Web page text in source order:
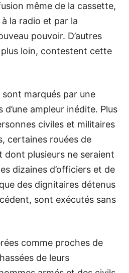
même de la cassette,
la radio et par la
pouvoir. D’autres
loin, contestent cette
marqués par une
ampleur inédite. Plus
civiles et militaires
certaines rouées de
dont plusieurs ne seraient
dizaines d’officiers et de
des dignitaires détenus
sont exécutés sans
comme proches de
de leurs